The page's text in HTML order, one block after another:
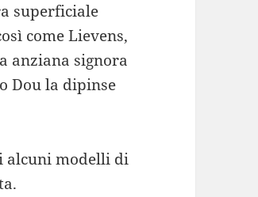
superficiale
come Lievens,
anziana signora
Dou la dipinse
alcuni modelli di